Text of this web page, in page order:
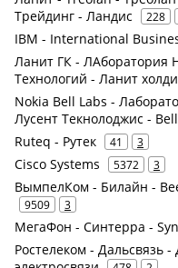
Трейдинг - Ландис
228
IBM - International
Ланит ГК -
Технологий - Ланит
Nokia Bell Labs -
Лусент Текнолоджис -
Ruteq - Рутек 41 3
Cisco Systems 5372 3
ВымпелКом - Билайн -
9509 3
МегаФон - Синтерра -
Ростелеком - Дальсвязь